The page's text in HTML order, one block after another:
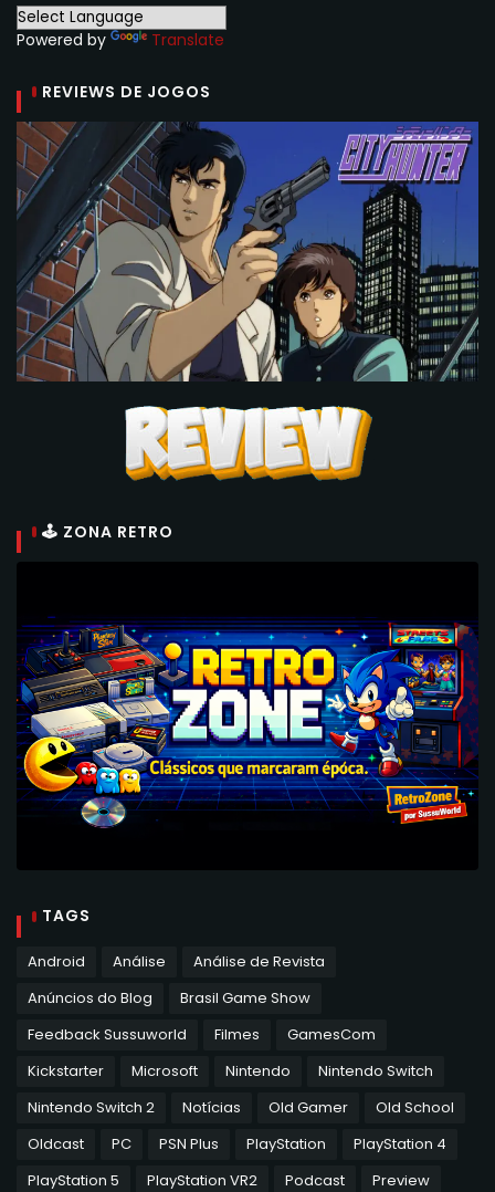
Powered by Translate
REVIEWS DE JOGOS
🕹 ZONA RETRO
TAGS
Android Análise
Análise de Revista
Anúncios do Blog
Brasil Game Show
Feedback Sussuworld
Filmes
GamesCom
Kickstarter
Microsoft Nintendo
Nintendo Switch
Nintendo Switch 2
Notícias Old Gamer
Old School
Oldcast
PC PSN Plus PlayStation
PlayStation 4
PlayStation 5
PlayStation VR2 Podcast
Preview